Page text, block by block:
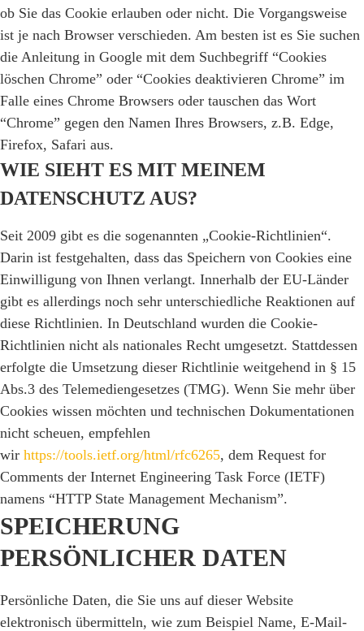
ob Sie das Cookie erlauben oder nicht. Die Vorgangsweise
ist je nach Browser verschieden. Am besten ist es Sie suchen
die Anleitung in Google mit dem Suchbegriff “Cookies
löschen Chrome” oder “Cookies deaktivieren Chrome” im
Falle eines Chrome Browsers oder tauschen das Wort
“Chrome” gegen den Namen Ihres Browsers, z.B. Edge,
Firefox, Safari aus.
WIE SIEHT ES MIT MEINEM
DATENSCHUTZ AUS?
Seit 2009 gibt es die sogenannten „Cookie-Richtlinien“.
Darin ist festgehalten, dass das Speichern von Cookies eine
Einwilligung von Ihnen verlangt. Innerhalb der EU-Länder
gibt es allerdings noch sehr unterschiedliche Reaktionen auf
diese Richtlinien. In Deutschland wurden die Cookie-
Richtlinien nicht als nationales Recht umgesetzt. Stattdessen
erfolgte die Umsetzung dieser Richtlinie weitgehend in § 15
Abs.3 des Telemediengesetzes (TMG). Wenn Sie mehr über
Cookies wissen möchten und technischen Dokumentationen
nicht scheuen, empfehlen
wir https://tools.ietf.org/html/rfc6265, dem Request for
Comments der Internet Engineering Task Force (IETF)
namens “HTTP State Management Mechanism”.
SPEICHERUNG
PERSÖNLICHER DATEN
Persönliche Daten, die Sie uns auf dieser Website
elektronisch übermitteln, wie zum Beispiel Name, E-Mail-